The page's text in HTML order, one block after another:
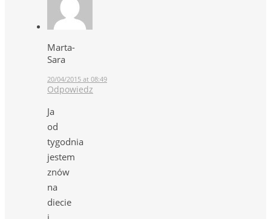
Marta-
Sara
20/04/2015 at 08:49
Odpowiedz
Ja
od
tygodnia
jestem
znów
na
diecie